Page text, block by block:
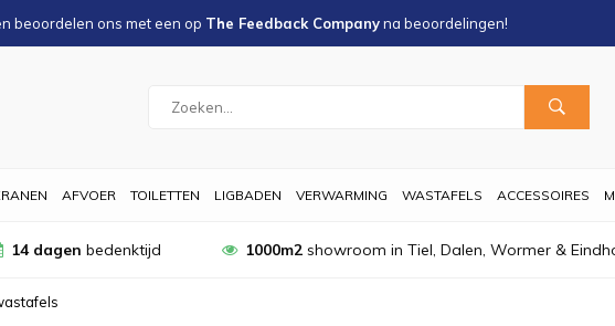
beoordelen ons met een op The Feedback Companyna beoordelingen!
AFVOER TOILETTEN LIGBADEN VERWARMING WASTAFELS ACCESSOIRES
14 dagen bedenktijd 1000m2showroom in Tiel, Dalen, Wormer &